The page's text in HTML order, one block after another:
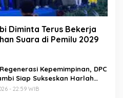
Diminta Terus Bekerja
Suara di Pemilu 2029
Kepemimpinan, DPC
Siap Sukseskan Harlah
- 22:59 WIB